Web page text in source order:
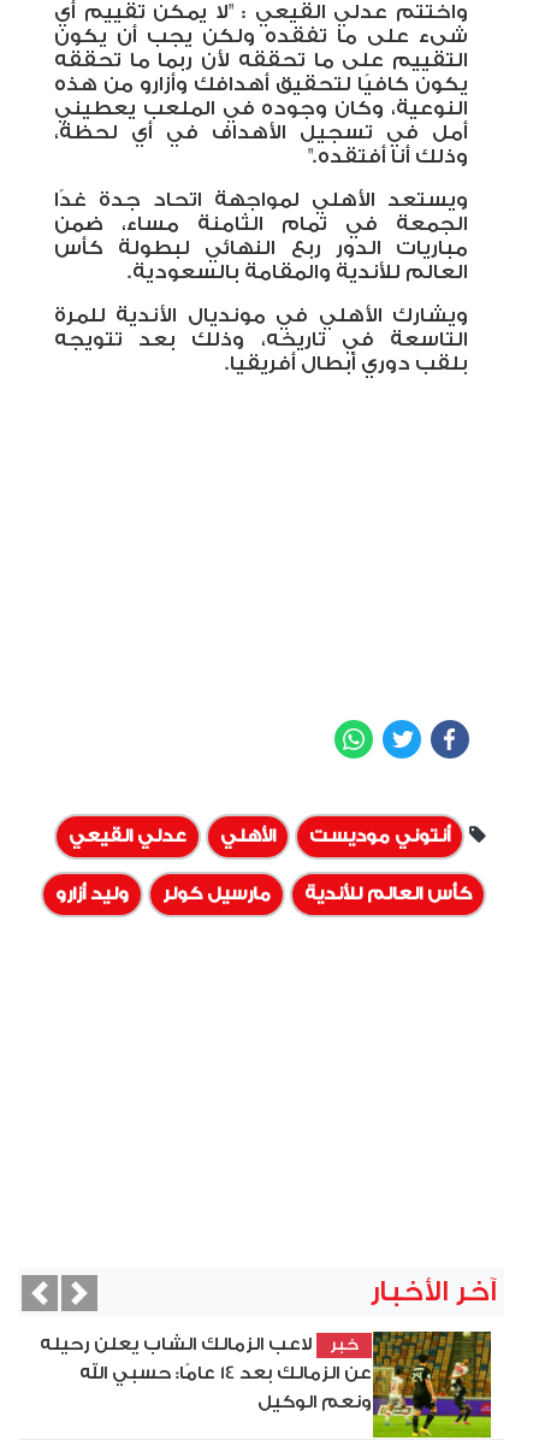
واختتم عدلي القيعي : "لا يمكن تقييم أي
شىء على ما تفقده ولكن يجب أن يكون
التقييم على ما تحققه لأن ربما ما تحققه
يكون كافيًا لتحقيق أهدافك وأزارو من هذه
النوعية، وكان وجوده في الملعب يعطيني
أمل في تسجيل الأهداف في أي لحظة،
وذلك أنا أفتقده."
ويستعد الأهلي لمواجهة اتحاد جدة غدًا
الجمعة في تمام الثامنة مساء، ضمن
مباريات الدور ربع النهائي لبطولة كأس
العالم للأندية والمقامة بالسعودية.
ويشارك الأهلي في مونديال الأندية للمرة
التاسعة في تاريخه، وذلك بعد تتويجه
بلقب دوري أبطال أفريقيا.
Facebook
Twitter
أنتوني موديست الأهلي عدلي القيعي
كأس العالم للأندية مارسيل كولر وليد أزارو
آخر الأخبار
خبر
لاعب الزمالك الشاب يعلن رحيله
عن الزمالك بعد 14 عامًا: حسبي الله
ونعم الوكيل
Next